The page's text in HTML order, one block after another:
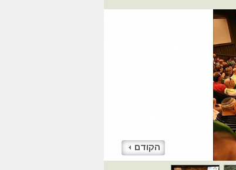
הקודם